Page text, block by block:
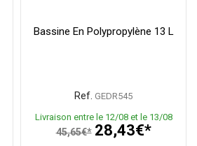
Bassine En Polypropylène 13 L
Ref. GEDR545
Livraison entre le 12/08 et le 13/08
45,65€* 28,43€*